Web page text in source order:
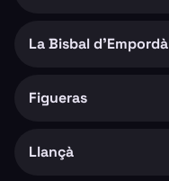
La Bisbal d'Empordà
Figueras
Llançà